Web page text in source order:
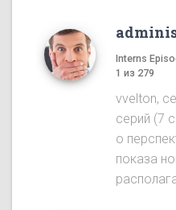
Interns
1 из 279
vvelton,
серий (7
о
показа